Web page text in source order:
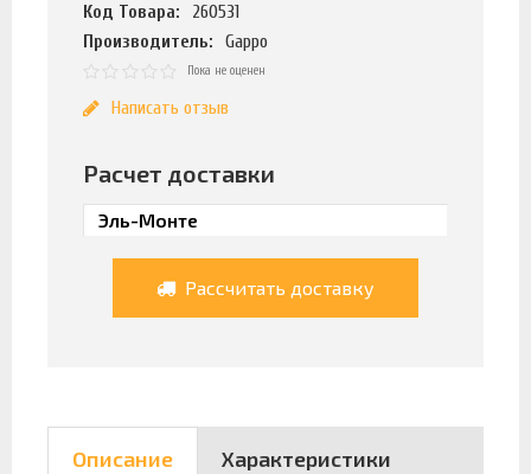
Код Товара:
260531
Производитель:
Gappo
Пока не оценен
Написать отзыв
Расчет доставки
Рассчитать доставку
Описание Характеристики